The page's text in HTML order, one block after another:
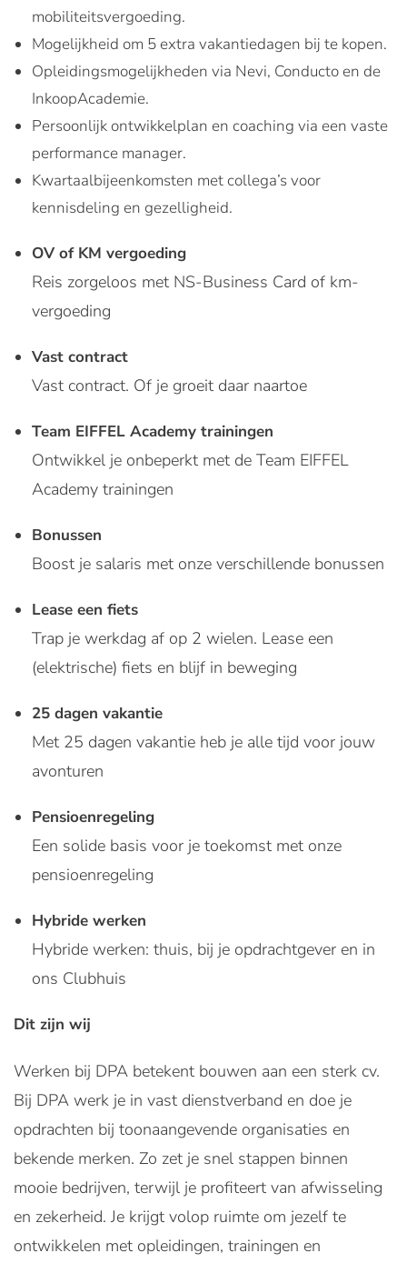
mobiliteitsvergoeding.
Mogelijkheid om 5 extra vakantiedagen bij te kopen.
Opleidingsmogelijkheden via Nevi, Conducto en de
InkoopAcademie.
Persoonlijk ontwikkelplan en coaching via een vaste
performance manager.
Kwartaalbijeenkomsten met collega’s voor
kennisdeling en gezelligheid.
OV of KM vergoeding
Reis zorgeloos met NS-Business Card of km-
vergoeding
Vast contract
Vast contract. Of je groeit daar naartoe
Team EIFFEL Academy trainingen
Ontwikkel je onbeperkt met de Team EIFFEL
Academy trainingen
Bonussen
Boost je salaris met onze verschillende bonussen
Lease een fiets
Trap je werkdag af op 2 wielen. Lease een
(elektrische) fiets en blijf in beweging
25 dagen vakantie
Met 25 dagen vakantie heb je alle tijd voor jouw
avonturen
Pensioenregeling
Een solide basis voor je toekomst met onze
pensioenregeling
Hybride werken
Hybride werken: thuis, bij je opdrachtgever en in
ons Clubhuis
Dit zijn wij
Werken bij DPA betekent bouwen aan een sterk cv.
Bij DPA werk je in vast dienstverband en doe je
opdrachten bij toonaangevende organisaties en
bekende merken. Zo zet je snel stappen binnen
mooie bedrijven, terwijl je profiteert van afwisseling
en zekerheid. Je krijgt volop ruimte om jezelf te
ontwikkelen met opleidingen, trainingen en